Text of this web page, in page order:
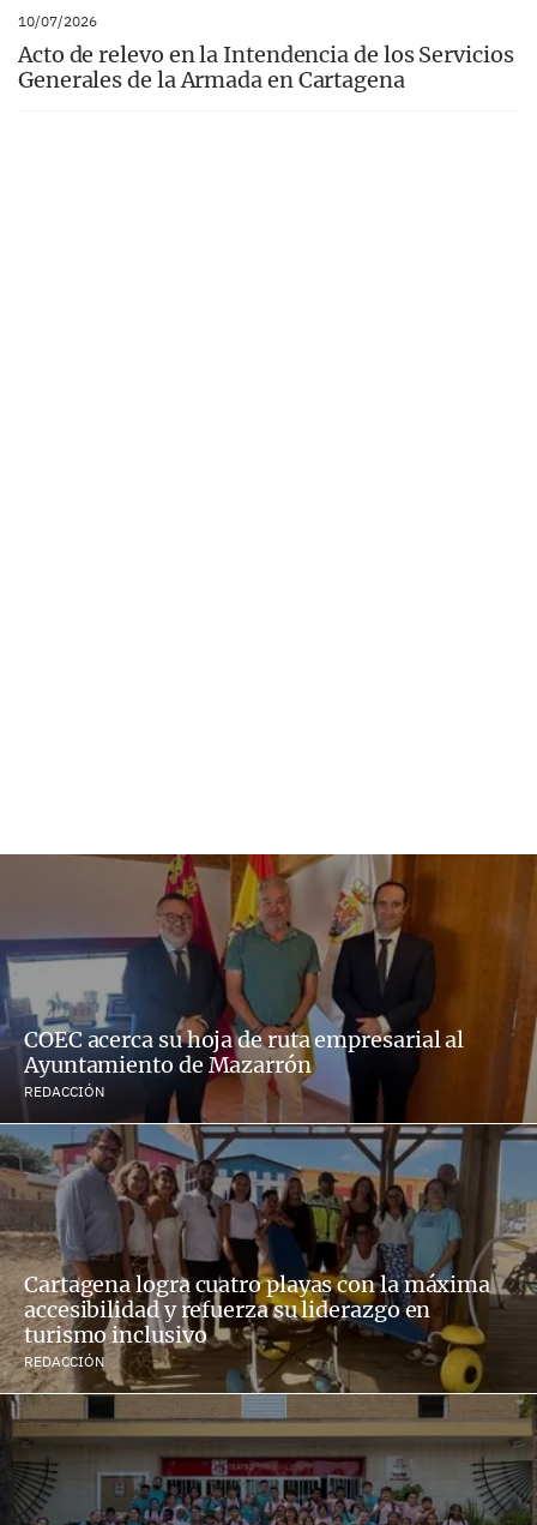
10/07/2026
Acto de relevo en la Intendencia de los Servicios
Generales de la Armada en Cartagena
COEC acerca su hoja de ruta empresarial al
Ayuntamiento de Mazarrón
REDACCIÓN
Cartagena logra cuatro playas con la máxima
accesibilidad y refuerza su liderazgo en
turismo inclusivo
REDACCIÓN